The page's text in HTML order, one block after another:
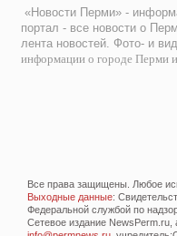
«Новости Перми» -
портал - все новости о
лента новостей. Фото- и
информации о городе Перми
Все права защищены. Любое
Выходные данные:
Федеральной службой по
Сетевое издание